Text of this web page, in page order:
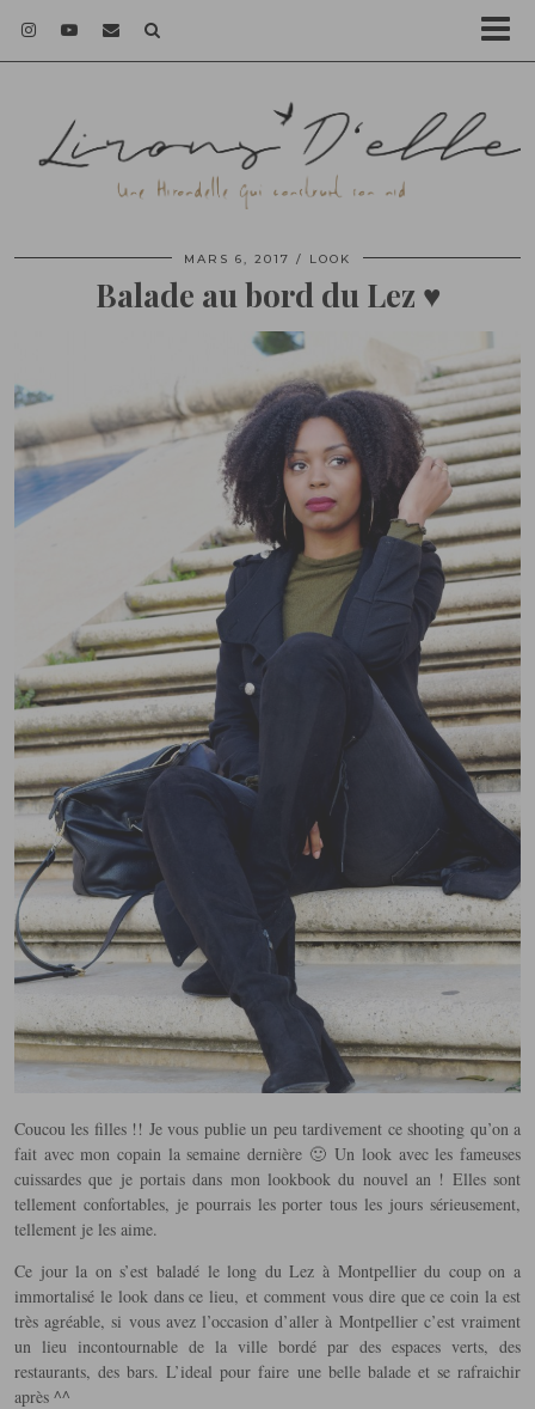
MARS 6, 2017 LOOK
Balade au bord du Lez ♥
Coucou les filles !! Je vous publie un peu tardivement ce shooting qu’on a
fait avec mon copain la semaine dernière 🙂 Un look avec les fameuses
cuissardes que je portais dans mon lookbook du nouvel an ! Elles sont
tellement confortables, je pourrais les porter tous les jours sérieusement,
tellement je les aime.
Ce jour la on s’est baladé le long du Lez à Montpellier du coup on a
immortalisé le look dans ce lieu, et comment vous dire que ce coin la est
très agréable, si vous avez l’occasion d’aller à Montpellier c’est vraiment
un lieu incontournable de la ville bordé par des espaces verts, des
restaurants, des bars. L’ideal pour faire une belle balade et se rafraichir
après ^^